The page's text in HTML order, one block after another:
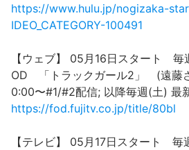
https://www.hulu.jp/nogizaka-
IDEO_CATEGORY-100491
【ウェブ】 05月16日スタート
OD 「トラックガール2」 (遠藤
0:00〜#1/#2配信; 以降毎週(土) 最
https://fod.fujitv.co.jp/title/80bl
【テレビ】 05月17日スタート